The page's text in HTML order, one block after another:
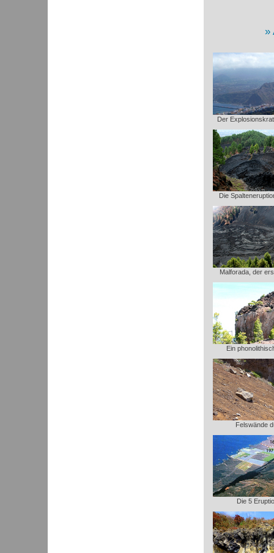
Der
Die
Malforada, der
Ein
Felswände
Die 5